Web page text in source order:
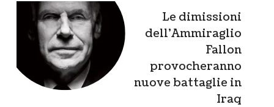
Le dimissioni
dell’Ammiraglio
Fallon
provocheranno
nuove battaglie in
Iraq